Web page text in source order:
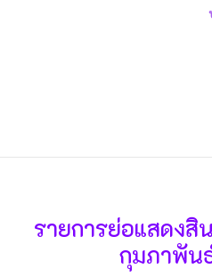
รายการย่อแสดง
กุมภาพัน